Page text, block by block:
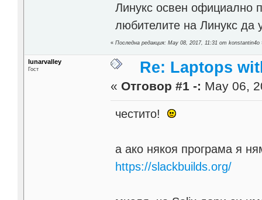
Линукс освен официално
любителите на Линукс да
«Последна редакция: May 08, 2017, 11:31 от konstantin4o
lunarvalley
Гост Re: Laptops
« Отговор #1 -: May 06,
честито!
а ако някоя програма я
https://slackbuilds.org/